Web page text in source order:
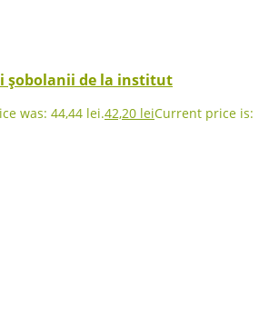
șobolanii de la institut
was: 44,44 lei.42,20 leiCurrent price is: